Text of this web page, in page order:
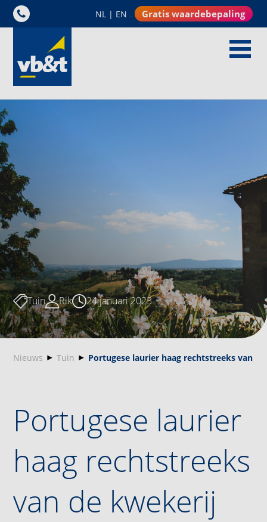
NL | EN Gratis waardebepaling
Tuin Rik 24 januari 2023
Nieuws Tuin Portugese laurier haag rechtstreeks van
Portugese laurier
haag rechtstreeks
van de kwekerij